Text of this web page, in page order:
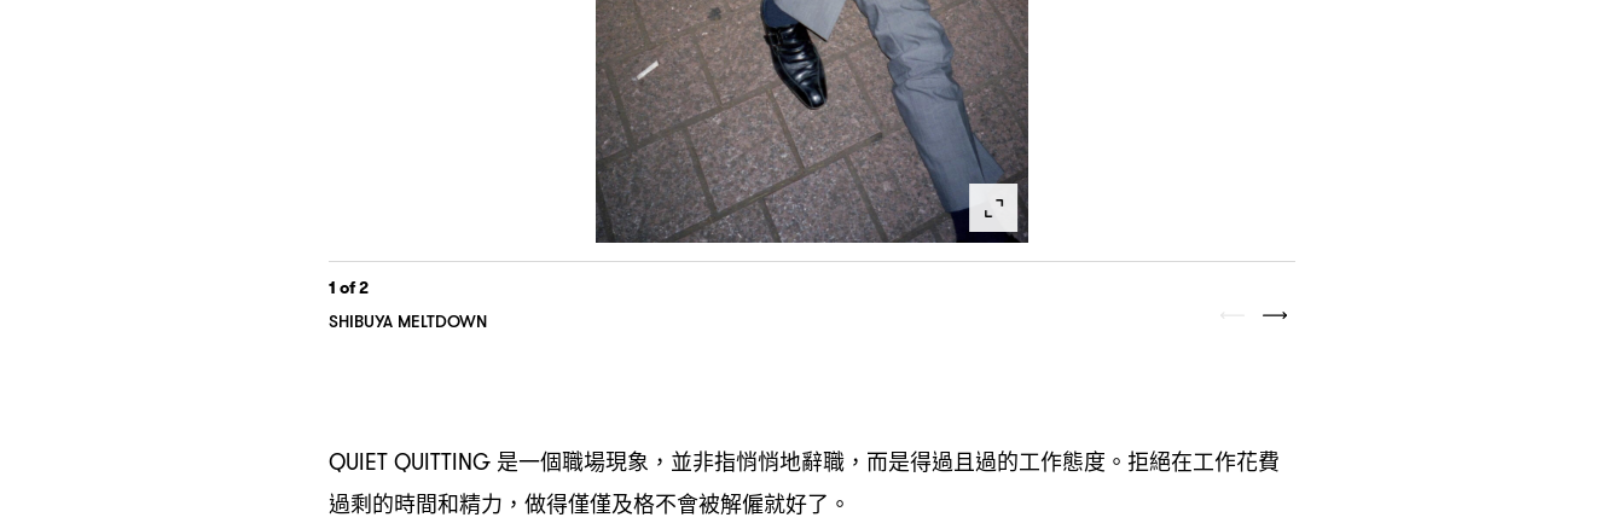
1 of 2
SHIBUYA MELTDOWN
QUIET QUITTING 是一個職場現象 ， 並非指悄悄地辭職 ， 而是得過且過的工作態度。拒絕在工作花費
過剩的時間和精力 ， 做得僅僅及格不會被解僱就好了。